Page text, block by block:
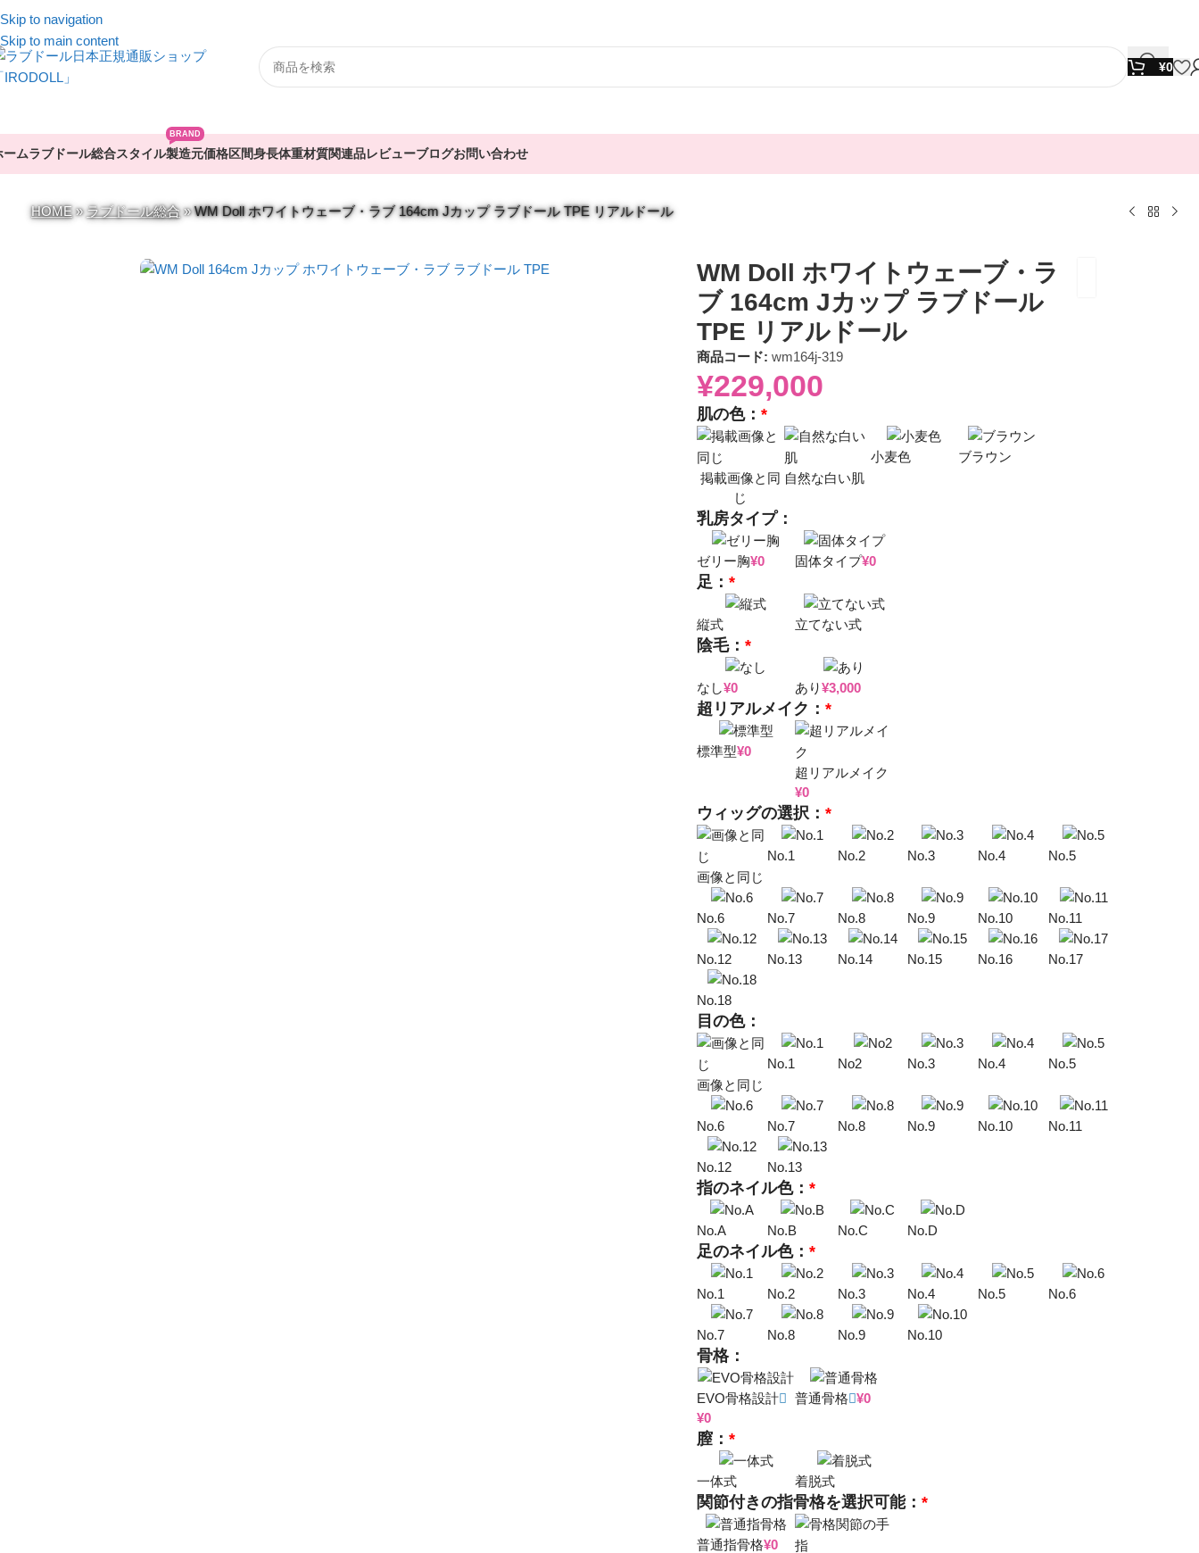
Skip to navigation
Skip to main content
¥0
ームラブドール総合スタイル製造元
BRAND
価格区間身長体重材質関連品レビューブログお問い合わせ
HOME»ラブドール総合»WM Doll ホワイトウェーブ・ラブ 164cm Jカップ ラブドール TPE リアルドール
WM Doll ホワイトウェーブ・ラ
ブ 164cm Jカップ ラブドール
TPE リアルドール
商品コード:wm164j-319
¥229,000
*
肌の色：
掲載画像と同
じ
自然な白い肌
小麦色 ブラウン
乳房タイプ：
ゼリー胸¥0 固体タイプ¥0
*
足：
縦式 立てない式
*
陰毛：
なし¥0 あり¥3,000
*
超リアルメイク：
標準型¥0
超リアルメイク
¥0
*
ウィッグの選択：
画像と同じ
No.1 No.2 No.3 No.4 No.5
No.6 No.7 No.8 No.9 No.10 No.11
No.12 No.13 No.14 No.15 No.16 No.17
No.18
目の色：
画像と同じ
No.1 No2 No.3 No.4 No.5
No.6 No.7 No.8 No.9 No.10 No.11
No.12 No.13
*
指のネイル色：
No.A No.B No.C No.D
*
足のネイル色：
No.1 No.2 No.3 No.4 No.5 No.6
No.7 No.8 No.9 No.10
骨格：
EVO骨格設計
¥0
普通骨格 ¥0
*
膣：
一体式 着脱式
*
関節付きの指骨格を選択可能：
普通指骨格¥0